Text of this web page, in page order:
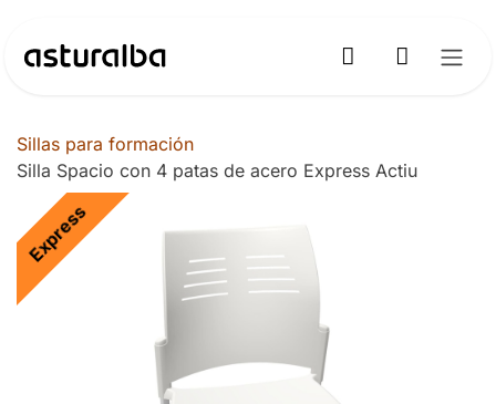
Sillas para formación
Silla Spacio con 4 patas de acero Express Actiu
Express